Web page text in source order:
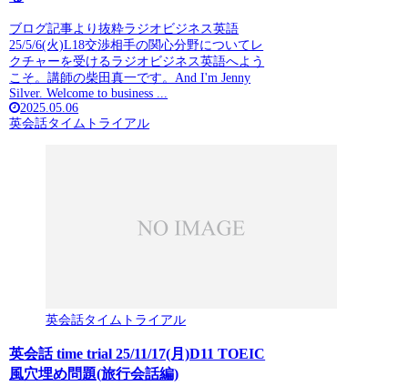
ブログ記事より抜粋ラジオビジネス英語
25/5/6(火)L18交渉相手の関心分野についてレ
クチャーを受けるラジオビジネス英語へよう
こそ。講師の柴田真一です。And I'm Jenny
Silver. Welcome to business ...
2025.05.06
英会話タイムトライアル
英会話タイムトライアル
英会話 time trial 25/11/17(月)D11 TOEIC
風穴埋め問題(旅行会話編)